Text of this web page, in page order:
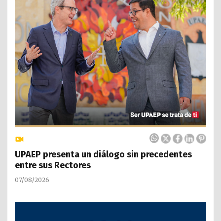
UPAEP presenta un diálogo sin precedentes
entre sus Rectores
07/08/2026